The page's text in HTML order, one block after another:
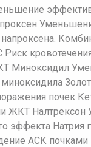
Миноксидил
почек
ЖКТ Налтрексон
эффекта Натрия
АСК почками